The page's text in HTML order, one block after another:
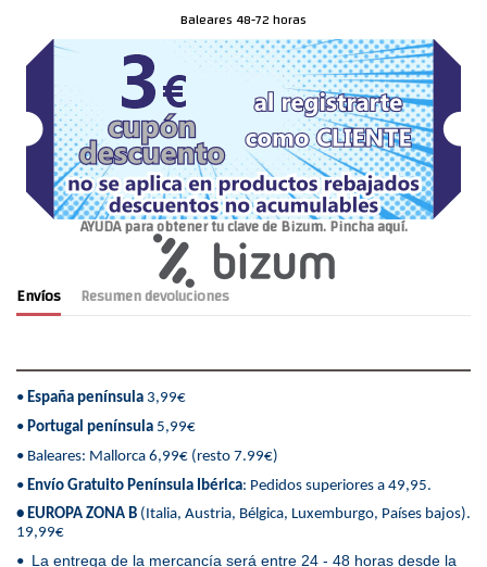
Baleares 48-72 horas
AYUDA para obtener tu clave de Bizum. Pincha aquí.
Envíos Resumen devoluciones
• España península 3,99€
• Portugal península 5,99€
• Baleares: Mallorca 6,99€ (resto 7.99€)
• Envío Gratuito Península Ibérica: Pedidos superiores a 49,95.
• EUROPA ZONA B (Italia, Austria, Bélgica, Luxemburgo, Países bajos).
19,99€
• La entrega de la mercancía será entre 24 - 48 horas desde la